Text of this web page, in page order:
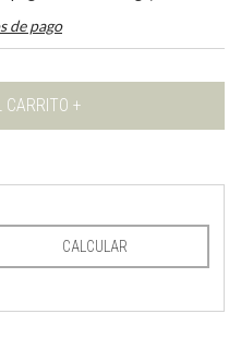
de pago
CALCULAR